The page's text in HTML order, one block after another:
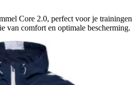
Core 2.0, perfect voor je trainingen
van comfort en optimale bescherming.